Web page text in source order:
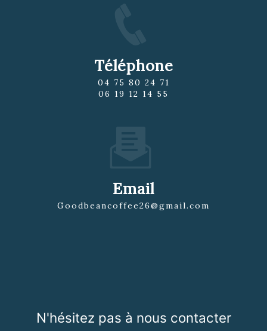
Téléphone
04 75 80 24 71
06 19 12 14 55
Email
goodbeancoffee26@gmail.com
N'hésitez pas à nous contacter